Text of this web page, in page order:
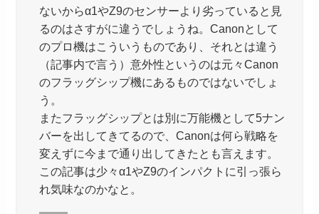
ないからα1やZ9のセンサーより劣っていると見
るのはさすがに違うでしょうね。Canonとして
のプロ機はこういうものであり、それとは違う
（記事内で言う）意外性というのは元々Canon
のフラッグシップ機にあるものではないでしょ
う。
またフラッグシップとは別に万能機として5ナン
バーを出してきてるので、Canonは何ら戦略を
変えずに今まで通り出してきたとも言えます。
この記事は少々α1やZ9のインパクトに引っ張ら
れ気味なのかなと。